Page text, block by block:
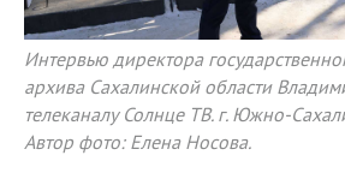
Интервью директора
архива Сахалинской области
телеканалу Солнце ТВ. г. Южно-
Автор фото: Елена Носова.